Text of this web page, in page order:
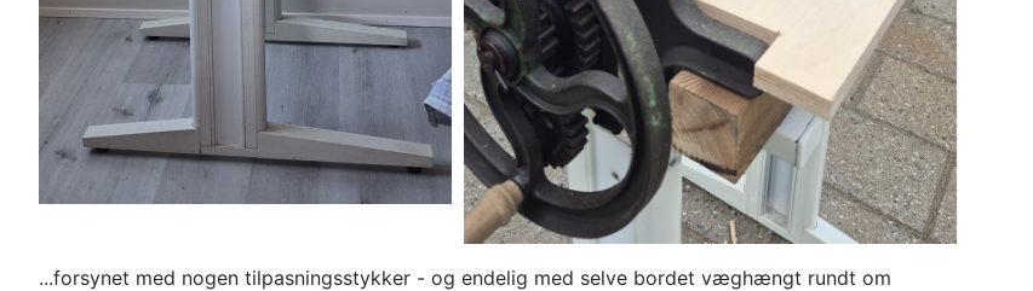
...forsynet med nogen tilpasningsstykker - og endelig med selve bordet væghængt rundt om